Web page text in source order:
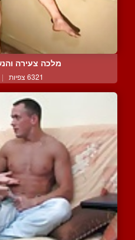
מלכה צעירה
6321 צפיות |